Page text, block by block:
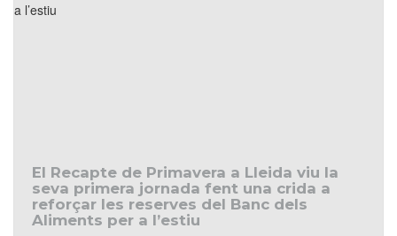
El Recapte de Primavera a Lleida viu la
seva primera jornada fent una crida a
reforçar les reserves del Banc dels
Aliments per a l’estiu